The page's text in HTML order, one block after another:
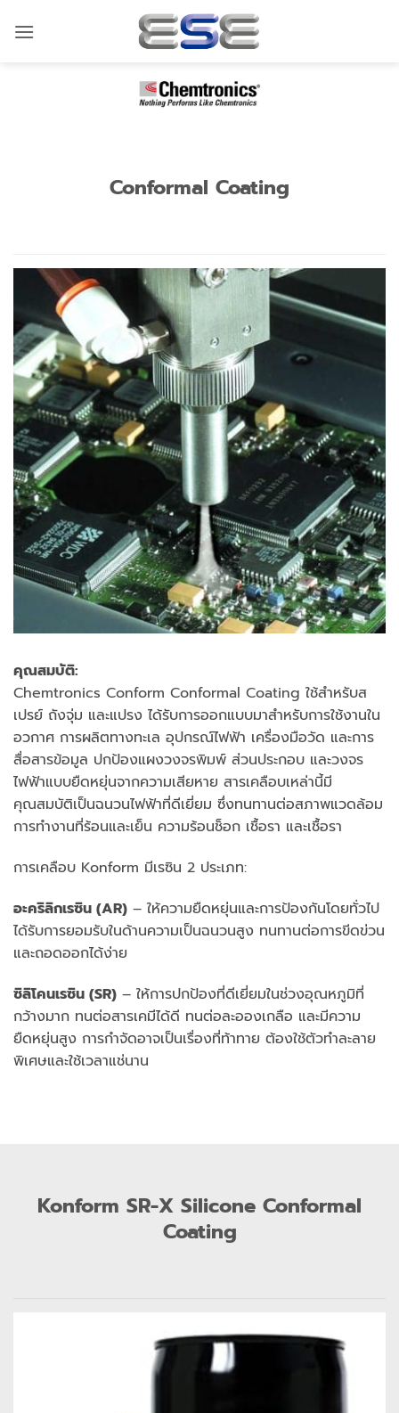
Conformal Coating
คุณสมบัติ:
Chemtronics Conform Conformal Coating ใช้สำหรับส
เปรย์ ถังจุ่ม และแปรง ได้รับการออกแบบมาสำหรับการใช้งานใน
อวกาศ การผลิตทางทะเล อุปกรณ์ไฟฟ้า เครื่องมือวัด และการ
สื่อสารข้อมูล ปกป้องแผงวงจรพิมพ์ ส่วนประกอบ และวงจร
ไฟฟ้าแบบยืดหยุ่นจากความเสียหาย สารเคลือบเหล่านี้มี
คุณสมบัติเป็นฉนวนไฟฟ้าที่ดีเยี่ยม ซึ่งทนทานต่อสภาพแวดล้อม
การทำงานที่ร้อนและเย็น ความร้อนช็อก เชื้อรา และเชื้อรา
การเคลือบ Konform มีเรซิน 2 ประเภท:
อะคริลิกเรซิน (AR) – ให้ความยืดหยุ่นและการป้องกันโดยทั่วไป
ได้รับการยอมรับในด้านความเป็นฉนวนสูง ทนทานต่อการขีดข่วน
และถอดออกได้ง่าย
ซิลิโคนเรซิน (SR) – ให้การปกป้องที่ดีเยี่ยมในช่วงอุณหภูมิที่
กว้างมาก ทนต่อสารเคมีได้ดี ทนต่อละอองเกลือ และมีความ
ยืดหยุ่นสูง การกำจัดอาจเป็นเรื่องที่ท้าทาย ต้องใช้ตัวทำละลาย
พิเศษและใช้เวลาแช่นาน
Konform SR-X Silicone Conformal
Coating